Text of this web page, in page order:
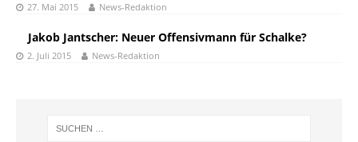
27. Mai 2015 News-Redaktion
Jakob Jantscher: Neuer Offensivmann für Schalke?
2. Juli 2015 News-Redaktion